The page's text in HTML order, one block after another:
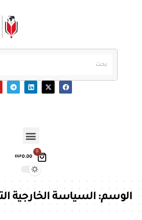
0
EGP0.00
الوسم:السياسة الخارجية